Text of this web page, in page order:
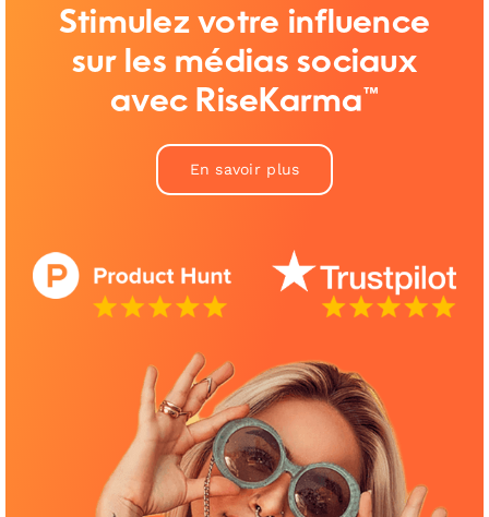
Stimulez votre influence
sur les médias sociaux
avec RiseKarma™
En savoir plus